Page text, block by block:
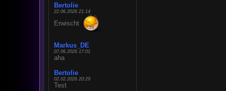
Bertolie
22.06.2026 21:14
Erwischt
Markus_DE
07.06.2026 17:01
aha
Bertolie
02.02.2026 20:29
Test